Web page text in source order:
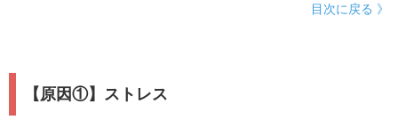
目次に戻る 》
【原因①】ストレス